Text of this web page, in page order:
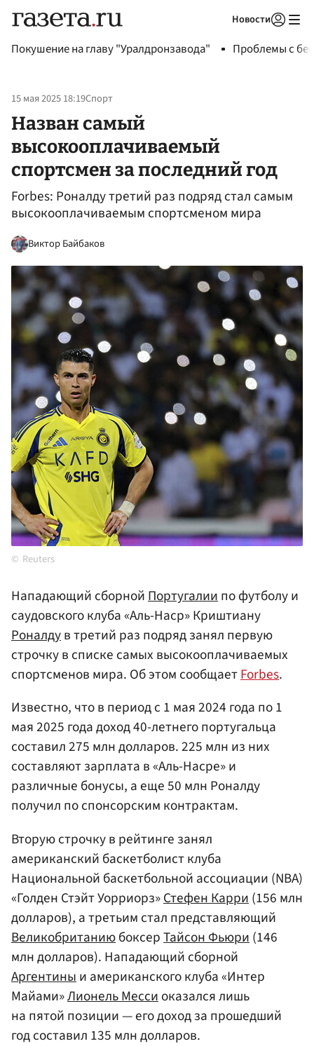
Новости
Покушение на главу "Уралдронзавода" Проблемы с
15 мая 2025 18:19Спорт
Назван самый
высокооплачиваемый
спортсмен за последний год
Forbes: Роналду третий раз подряд стал самым
высокооплачиваемым спортсменом мира
Виктор Байбаков
Reuters
Нападающий сборнойПортугалиипо футболу и
саудовского клуба «Аль-Наср» Криштиану
Роналдув третий раз подряд занял первую
строчку в списке самых высокооплачиваемых
спортсменов мира. Об этом сообщаетForbes.
Известно, что в период с 1 мая 2024 года по 1
мая 2025 года доход 40-летнего португальца
составил 275 млн долларов. 225 млн из них
составляют зарплата в «Аль-Насре» и
различные бонусы, а еще 50 млн Роналду
получил по спонсорским контрактам.
Вторую строчку в рейтинге занял
американский баскетболист клуба
Национальной баскетбольной ассоциации (NBA)
«Голден Стэйт Уорриорз»Стефен Карри (156 млн
долларов), а третьим стал представляющий
ВеликобританиюбоксерТайсон Фьюри (146
млн долларов). Нападающий сборной
Аргентины и американского клуба «Интер
Майами»Лионель Месси оказался лишь
на пятой позиции — его доход за прошедший
год составил 135 млн долларов.